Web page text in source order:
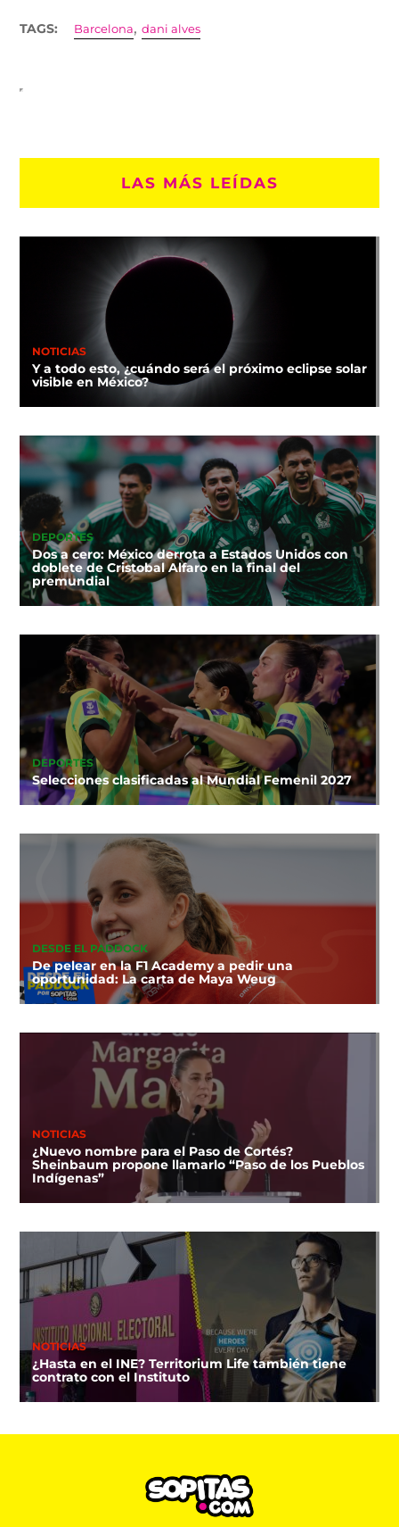
TAGS: Barcelona,dani alves
LAS MÁS LEÍDAS
NOTICIAS
Y a todo esto, ¿cuándo será el próximo eclipse solar
visible en México?
DEPORTES
Dos a cero: México derrota a Estados Unidos con
doblete de Cristobal Alfaro en la final del
premundial
DEPORTES
Selecciones clasificadas al Mundial Femenil 2027
DESDE EL PADDOCK
De pelear en la F1 Academy a pedir una
oportunidad: La carta de Maya Weug
NOTICIAS
¿Nuevo nombre para el Paso de Cortés?
Sheinbaum propone llamarlo “Paso de los Pueblos
Indígenas”
NOTICIAS
¿Hasta en el INE? Territorium Life también tiene
contrato con el Instituto